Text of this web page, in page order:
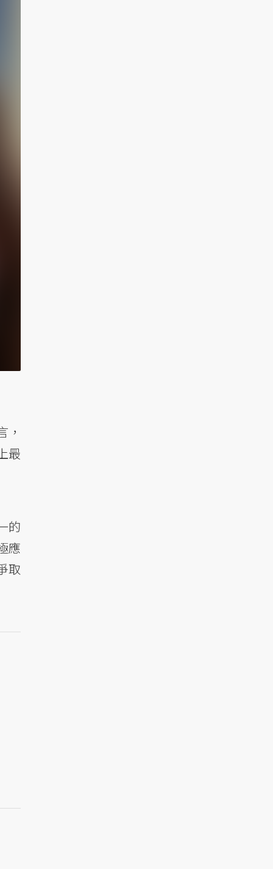
，
最
的
應
取